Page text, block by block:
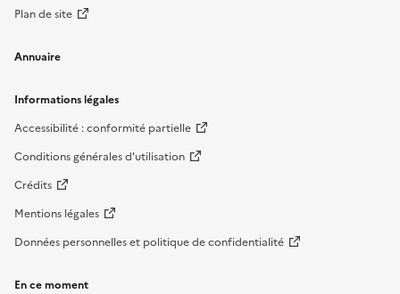
Plan de site
Annuaire
Informations légales
Accessibilité : conformité partielle
Conditions générales d'utilisation
Crédits
Mentions légales
Données personnelles et politique de confidentialité
En ce moment